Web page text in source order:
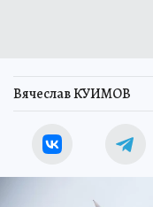
Вячеслав КУИМОВ